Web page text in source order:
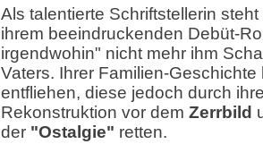
Als talentierte Schriftstellerin
ihrem beeindruckenden Debüt-
irgendwohin" nicht mehr ihm
Vaters. Ihrer Familien-
entfliehen, diese jedoch durch
Rekonstruktion vor dem Zerrbild
der "Ostalgie" retten.